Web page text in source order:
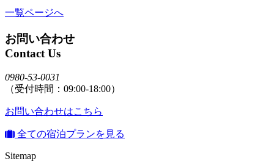
一覧ページへ
お問い合わせ
Contact Us
0980-53-0031
（受付時間：09:00-18:00）
お問い合わせはこちら
全ての宿泊プランを見る
Sitemap